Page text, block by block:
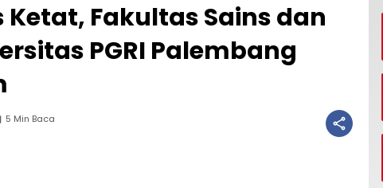
Ketat, Fakultas Sains dan
PGRI Palembang
5 Min Baca